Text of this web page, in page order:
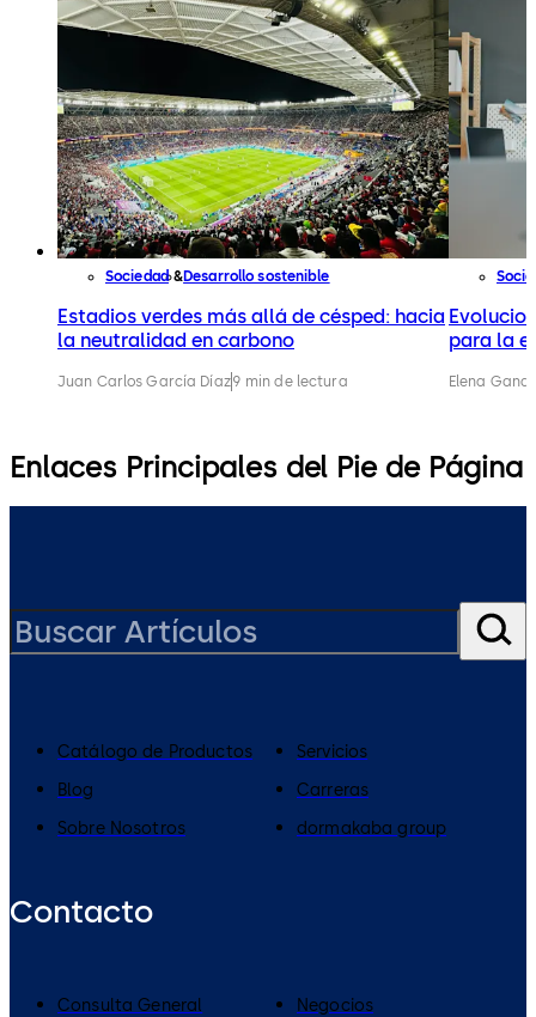
Sociedad Desarrollo sostenible
Estadios verdes más allá de césped: hacia
la neutralidad en carbono
Juan Carlos García Díaz9 min de lectura
para la
Elena
Enlaces Principales del Pie de Página
Catálogo de Productos
Servicios
Blog
Carreras
Sobre Nosotros
dormakaba group
Contacto
Consulta General
Negocios